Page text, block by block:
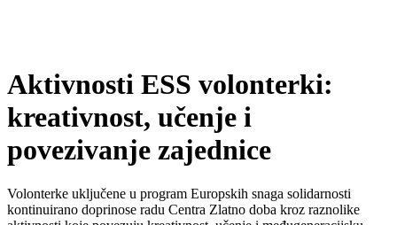
Aktivnosti ESS volonterki:
kreativnost, učenje i
povezivanje zajednice
Volonterke uključene u program Europskih snaga solidarnosti
kontinuirano doprinose radu Centra Zlatno doba kroz raznolike